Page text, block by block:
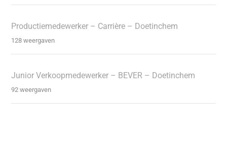
Productiemedewerker – Carrière – Doetinchem
128 weergaven
Junior Verkoopmedewerker – BEVER – Doetinchem
92 weergaven